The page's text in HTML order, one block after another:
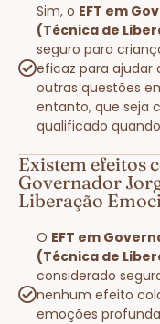
Sim, o EFT em
(Técnica de
seguro para
eficaz para ajudar
outras questões
entanto, que seja
qualificado
Existem efeitos
Governador
Liberação
O EFT em
(Técnica de
considerado
nenhum efeito
emoções